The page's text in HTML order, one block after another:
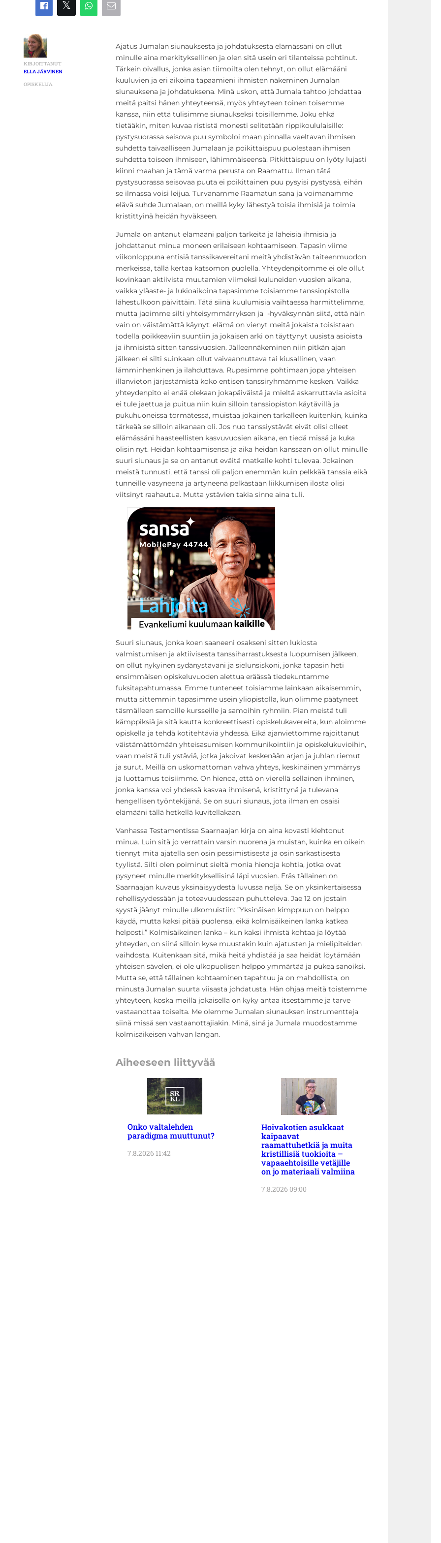
KIRJOITTANUT
ELLA JÄRVINEN
OPISKELIJA.
Ajatus Jumalan siunauksesta ja johdatuksesta elämässäni on ollut
minulle aina merkityksellinen ja olen sitä usein eri tilanteissa pohtinut.
Tärkein oivallus, jonka asian tiimoilta olen tehnyt, on ollut elämääni
kuuluvien ja eri aikoina tapaamieni ihmisten näkeminen Jumalan
siunauksena ja johdatuksena. Minä uskon, että Jumala tahtoo johdattaa
meitä paitsi hänen yhteyteensä, myös yhteyteen toinen toisemme
kanssa, niin että tulisimme siunaukseksi toisillemme. Joku ehkä
tietääkin, miten kuvaa rististä monesti selitetään rippikoululaisille:
pystysuorassa seisova puu symboloi maan pinnalla vaeltavan ihmisen
suhdetta taivaalliseen Jumalaan ja poikittaispuu puolestaan ihmisen
suhdetta toiseen ihmiseen, lähimmäiseensä. Pitkittäispuu on lyöty lujasti
kiinni maahan ja tämä varma perusta on Raamattu. Ilman tätä
pystysuorassa seisovaa puuta ei poikittainen puu pysyisi pystyssä, eihän
se ilmassa voisi leijua. Turvanamme Raamatun sana ja voimanamme
elävä suhde Jumalaan, on meillä kyky lähestyä toisia ihmisiä ja toimia
kristittyinä heidän hyväkseen.
Jumala on antanut elämääni paljon tärkeitä ja läheisiä ihmisiä ja
johdattanut minua moneen erilaiseen kohtaamiseen. Tapasin viime
viikonloppuna entisiä tanssikavereitani meitä yhdistävän taiteenmuodon
merkeissä, tällä kertaa katsomon puolella. Yhteydenpitomme ei ole ollut
kovinkaan aktiivista muutamien viimeksi kuluneiden vuosien aikana,
vaikka yläaste- ja lukioaikoina tapasimme toisiamme tanssiopistolla
lähestulkoon päivittäin. Tätä siinä kuulumisia vaihtaessa harmittelimme,
mutta jaoimme silti yhteisymmärryksen ja -hyväksynnän siitä, että näin
vain on väistämättä käynyt: elämä on vienyt meitä jokaista toisistaan
todella poikkeaviin suuntiin ja jokaisen arki on täyttynyt uusista asioista
ja ihmisistä sitten tanssivuosien. Jälleennäkeminen niin pitkän ajan
jälkeen ei silti suinkaan ollut vaivaannuttava tai kiusallinen, vaan
lämminhenkinen ja ilahduttava. Rupesimme pohtimaan jopa yhteisen
illanvieton järjestämistä koko entisen tanssiryhmämme kesken. Vaikka
yhteydenpito ei enää olekaan jokapäiväistä ja mieltä askarruttavia asioita
ei tule jaettua ja puitua niin kuin silloin tanssiopiston käytävillä ja
pukuhuoneissa törmätessä, muistaa jokainen tarkalleen kuitenkin, kuinka
tärkeää se silloin aikanaan oli. Jos nuo tanssiystävät eivät olisi olleet
elämässäni haasteellisten kasvuvuosien aikana, en tiedä missä ja kuka
olisin nyt. Heidän kohtaamisensa ja aika heidän kanssaan on ollut minulle
suuri siunaus ja se on antanut eväitä matkalle kohti tulevaa. Jokainen
meistä tunnusti, että tanssi oli paljon enemmän kuin pelkkää tanssia eikä
tunneille väsyneenä ja ärtyneenä pelkästään liikkumisen ilosta olisi
viitsinyt raahautua. Mutta ystävien takia sinne aina tuli.
Suuri siunaus, jonka koen saaneeni osakseni sitten lukiosta
valmistumisen ja aktiivisesta tanssiharrastuksesta luopumisen jälkeen,
on ollut nykyinen sydänystäväni ja sielunsiskoni, jonka tapasin heti
ensimmäisen opiskeluvuoden alettua eräässä tiedekuntamme
fuksitapahtumassa. Emme tunteneet toisiamme lainkaan aikaisemmin,
mutta sittemmin tapasimme usein yliopistolla, kun olimme päätyneet
täsmälleen samoille kursseille ja samoihin ryhmiin. Pian meistä tuli
kämppiksiä ja sitä kautta konkreettisesti opiskelukavereita, kun aloimme
opiskella ja tehdä kotitehtäviä yhdessä. Eikä ajanviettomme rajoittanut
väistämättömään yhteisasumisen kommunikointiin ja opiskelukuvioihin,
vaan meistä tuli ystäviä, jotka jakoivat keskenään arjen ja juhlan riemut
ja surut. Meillä on uskomattoman vahva yhteys, keskinäinen ymmärrys
ja luottamus toisiimme. On hienoa, että on vierellä sellainen ihminen,
jonka kanssa voi yhdessä kasvaa ihmisenä, kristittynä ja tulevana
hengellisen työntekijänä. Se on suuri siunaus, jota ilman en osaisi
elämääni tällä hetkellä kuvitellakaan.
Vanhassa Testamentissa Saarnaajan kirja on aina kovasti kiehtonut
minua. Luin sitä jo verrattain varsin nuorena ja muistan, kuinka en oikein
tiennyt mitä ajatella sen osin pessimistisestä ja osin sarkastisesta
tyylistä. Silti olen poiminut sieltä monia hienoja kohtia, jotka ovat
pysyneet minulle merkityksellisinä läpi vuosien. Eräs tällainen on
Saarnaajan kuvaus yksinäisyydestä luvussa neljä. Se on yksinkertaisessa
rehellisyydessään ja toteavuudessaan puhutteleva. Jae 12 on jostain
syystä jäänyt minulle ulkomuistiin: ”Yksinäisen kimppuun on helppo
käydä, mutta kaksi pitää puolensa, eikä kolmisäikeinen lanka katkea
helposti.” Kolmisäikeinen lanka – kun kaksi ihmistä kohtaa ja löytää
yhteyden, on siinä silloin kyse muustakin kuin ajatusten ja mielipiteiden
vaihdosta. Kuitenkaan sitä, mikä heitä yhdistää ja saa heidät löytämään
yhteisen sävelen, ei ole ulkopuolisen helppo ymmärtää ja pukea sanoiksi.
Mutta se, että tällainen kohtaaminen tapahtuu ja on mahdollista, on
minusta Jumalan suurta viisasta johdatusta. Hän ohjaa meitä toistemme
yhteyteen, koska meillä jokaisella on kyky antaa itsestämme ja tarve
vastaanottaa toiselta. Me olemme Jumalan siunauksen instrumentteja
siinä missä sen vastaanottajiakin. Minä, sinä ja Jumala muodostamme
kolmisäikeisen vahvan langan.
Aiheeseen liittyvää
Onko valtalehden
paradigma muuttunut?
7.8.2026 11:42
Hoivakotien asukkaat
kaipaavat
raamattuhetkiä ja muita
kristillisiä tuokioita –
vapaaehtoisille vetäjille
on jo materiaali valmiina
7.8.2026 09:00